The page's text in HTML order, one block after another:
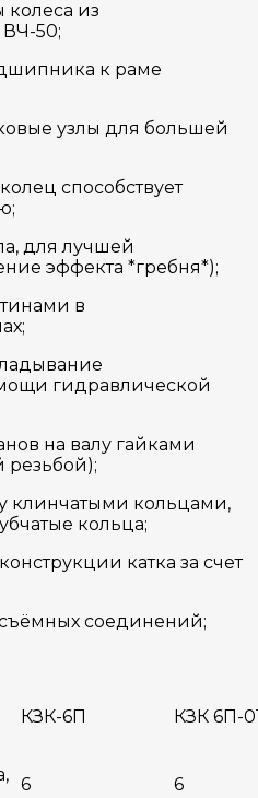
колеса из
ВЧ-50;
к раме
узлы для большей
способствует
для лучшей
эффекта *гребня*);
в
гидравлической
на валу гайками
резьбой);
клинчатыми кольцами,
кольца;
катка за счет
соединений;
КЗК-6П КЗК 6П-
6 6